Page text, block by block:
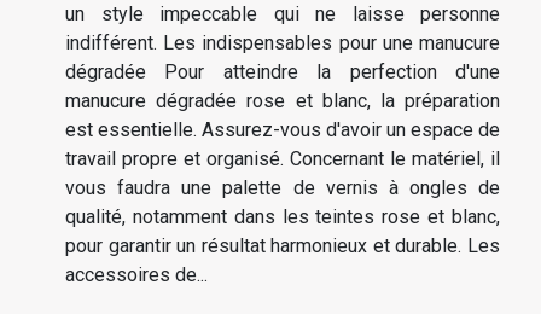
un style impeccable qui ne laisse personne
indifférent. Les indispensables pour une manucure
dégradée Pour atteindre la perfection d'une
manucure dégradée rose et blanc, la préparation
est essentielle. Assurez-vous d'avoir un espace de
travail propre et organisé. Concernant le matériel, il
vous faudra une palette de vernis à ongles de
qualité, notamment dans les teintes rose et blanc,
pour garantir un résultat harmonieux et durable. Les
accessoires de...